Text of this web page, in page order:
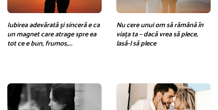
Iubirea adevărată şi sinceră e ca
un magnet care atrage spre ea
tot ce e bun, frumos,...
Nu cere unui om să rămână în
viața ta – dacă vrea să plece,
lasă-l să plece